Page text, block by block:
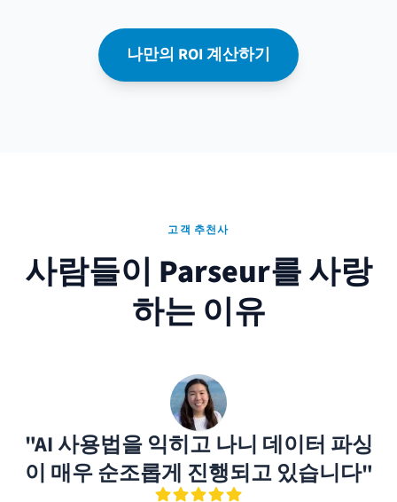
나만의 ROI 계산하기
고객 추천사
사람들이 Parseur를 사랑
하는 이유
"AI 사용법을 익히고 나니 데이터 파싱
이 매우 순조롭게 진행되고 있습니다"